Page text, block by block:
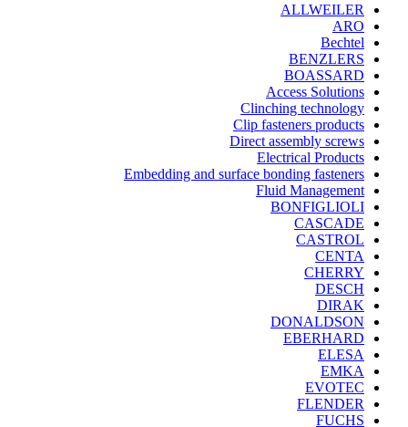
ALLWEILER
ARO
Bechtel
BENZLERS
BOASSARD
Access Solutions
Clinching technology
Clip fasteners products
Direct assembly screws
Electrical Products
Embedding and surface bonding fasteners
Fluid Management
BONFIGLIOLI
CASCADE
CASTROL
CENTA
CHERRY
DESCH
DIRAK
DONALDSON
EBERHARD
ELESA
EMKA
EVOTEC
FLENDER
FUCHS